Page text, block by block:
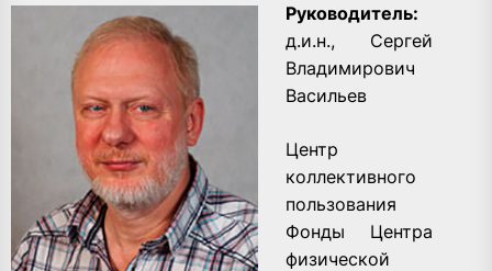
Руководитель:
д.и.н., Сергей
Владимирович
Васильев
Центр
коллективного
пользования
Фонды Центра
физической